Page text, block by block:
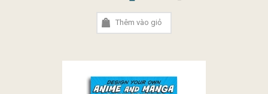
Thêm vào giỏ